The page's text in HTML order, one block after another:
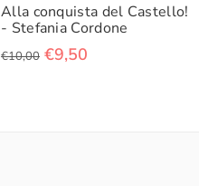
Alla conquista del Castello!
- Stefania Cordone
€10,00 €9,50